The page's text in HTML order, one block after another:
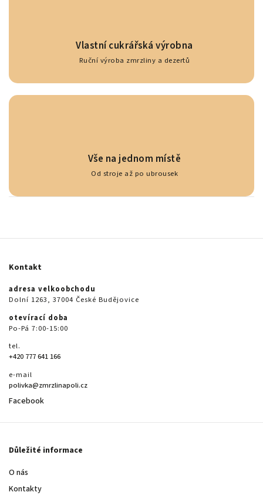
Vlastní cukrářská výrobna
Ruční výroba zmrzliny a dezertů
Vše na jednom místě
Od stroje až po ubrousek
Kontakt
adresa velkoobchodu
Dolní 1263, 37004 České Budějovice
otevírací doba
Po-Pá 7:00-15:00
tel.
+420 777 641 166
e-mail
polivka@zmrzlinapoli.cz
Facebook
Důležité informace
O nás
Kontakty